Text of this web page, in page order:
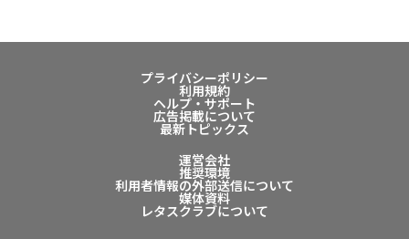
プライバシーポリシー
利用規約
ヘルプ・サポート
広告掲載について
最新トピックス
運営会社
推奨環境
利用者情報の外部送信について
媒体資料
レタスクラブについて